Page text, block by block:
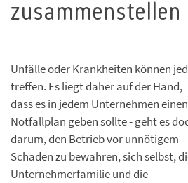
zusammenstellen
Unfälle oder Krankheiten können
treffen. Es liegt daher auf der Hand,
dass es in jedem Unternehmen einen
Notfallplan geben sollte - geht es
darum, den Betrieb vor unnötigem
Schaden zu bewahren, sich selbst,
Unternehmerfamilie und die